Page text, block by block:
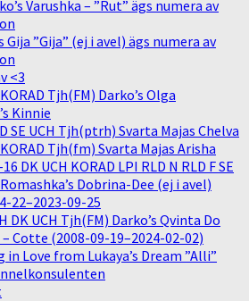
Varushka – ”Rut” ägs numera av
Gija ”Gija” (ej i avel) ägs numera av
<3
Tjh(FM) Darko’s Olga
Kinnie
SE UCH Tjh(ptrh) Svarta Majas Chelva
KORAD Tjh(fm) Svarta Majas Arisha
DK UCH KORAD LPI RLD N RLD F SE
Dobrina-Dee (ej i avel)
22–2023-09-25
DK UCH Tjh(FM) Darko’s Qvinta Do
Cotte (2008-09-19–2024-02-02)
in Love from Lukaya’s Dream ”Alli”